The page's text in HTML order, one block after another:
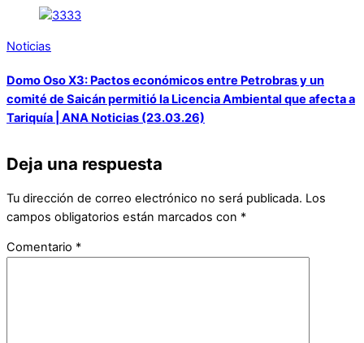
Noticias
Domo Oso X3: Pactos económicos entre Petrobras y un
comité de Saicán permitió la Licencia Ambiental que afecta a
Tariquía | ANA Noticias (23.03.26)
Deja una respuesta
Tu dirección de correo electrónico no será publicada. Los
campos obligatorios están marcados con *
Comentario *